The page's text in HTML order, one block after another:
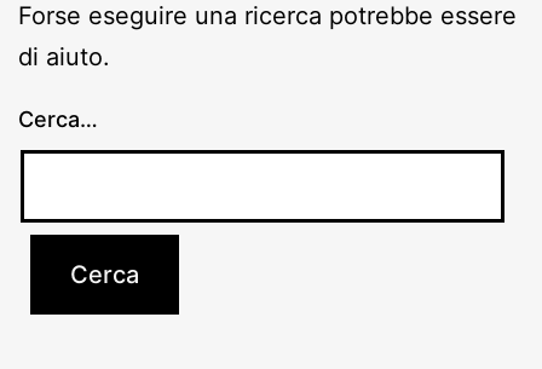
Forse eseguire una ricerca potrebbe essere
di aiuto.
Cerca…